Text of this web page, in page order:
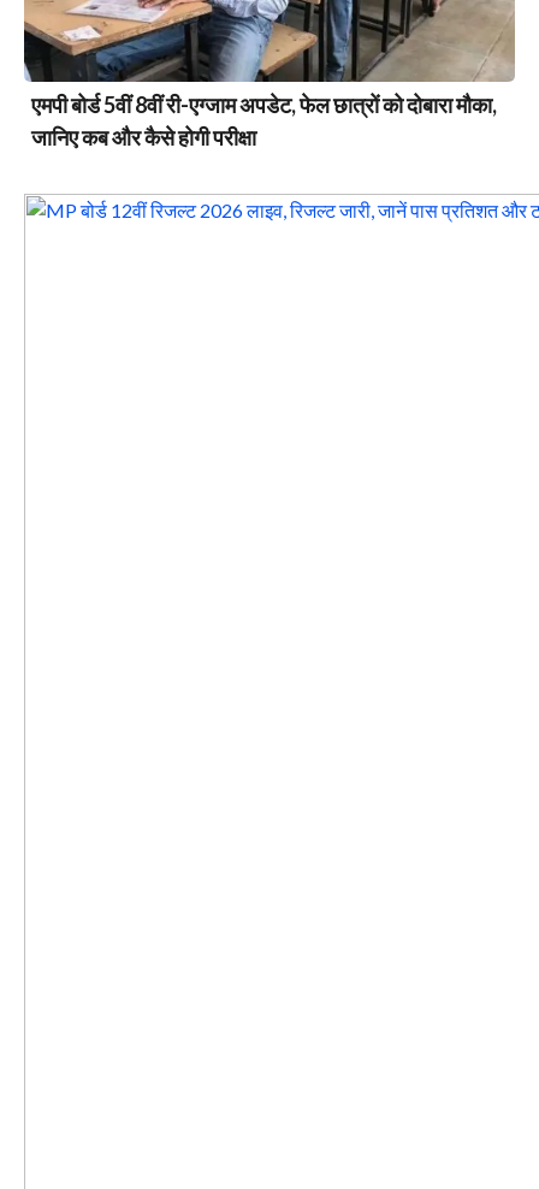
एमपी बोर्ड 5वीं 8वीं री-एग्जाम अपडेट, फेल छात्रों को दोबारा मौका,
जानिए कब और कैसे होगी परीक्षा